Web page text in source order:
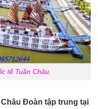
tế Tuần Châu.
Đoàn tập trung tại